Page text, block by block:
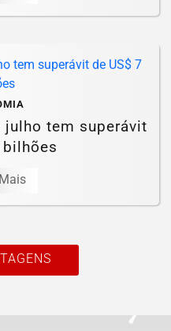
julho tem superávit
bilhões